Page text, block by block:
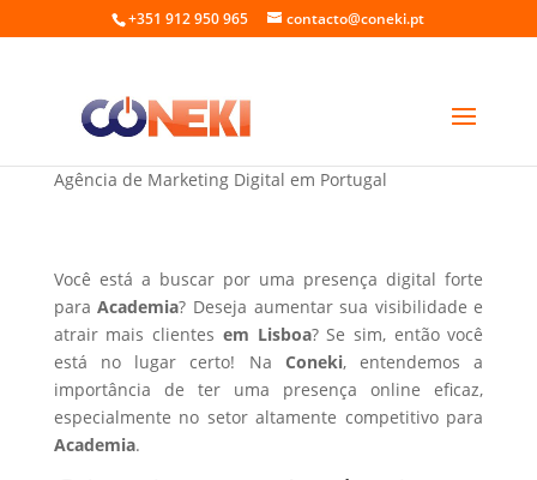
+351 912 950 965 contacto@coneki.pt
Criar site para Academia em Lisboa
Agência de Marketing Digital em Portugal
Você está a buscar por uma presença digital forte
paraAcademia? Deseja aumentar sua visibilidade e
atrair mais clientes em Lisboa? Se sim, então você
está no lugar certo! Na Coneki, entendemos a
importância de ter uma presença online eficaz,
especialmente no setor altamente competitivo para
Academia.